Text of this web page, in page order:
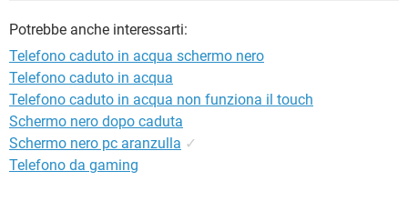
Potrebbe anche interessarti:
Telefono caduto in acqua schermo nero
Telefono caduto in acqua
Telefono caduto in acqua non funziona il touch
Schermo nero dopo caduta
Schermo nero pc aranzulla ✓
Telefono da gaming